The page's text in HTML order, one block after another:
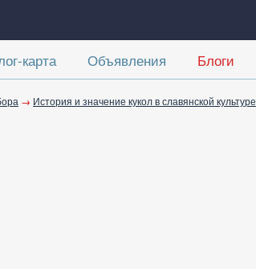
карта Объявления Блоги
→ История и значение кукол в славянской культуре